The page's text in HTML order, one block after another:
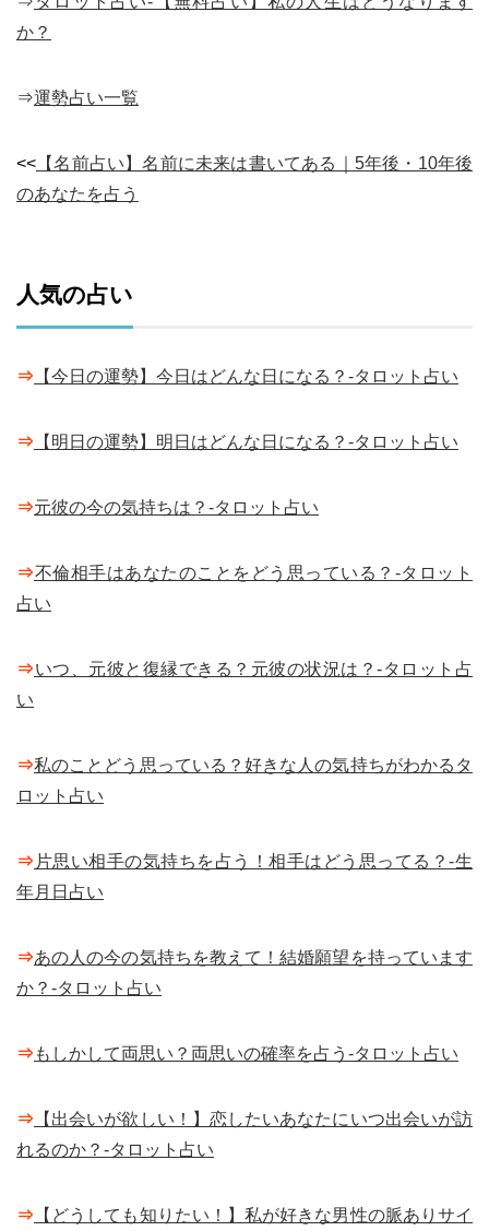
か？
⇒運勢占い一覧
<< 【名前占い】名前に未来は書いてある｜5年後・10年後
のあなたを占う
人気の占い
⇒ 【今日の運勢】今日はどんな日になる？-タロット占い
⇒ 【明日の運勢】明日はどんな日になる？-タロット占い
⇒元彼の今の気持ちは？-タロット占い
⇒不倫相手はあなたのことをどう思っている？-タロット
占い
⇒いつ、元彼と復縁できる？元彼の状況は？-タロット占
い
⇒私のことどう思っている？好きな人の気持ちがわかるタ
ロット占い
⇒ 片思い相手の気持ちを占う！相手はどう思ってる？-生
年月日占い
⇒あの人の今の気持ちを教えて！結婚願望を持っています
か？-タロット占い
⇒もしかして両思い？両思いの確率を占う-タロット占い
⇒ 【出会いが欲しい！】恋したいあなたにいつ出会いが訪
れるのか？-タロット占い
⇒ 【どうしても知りたい！】私が好きな男性の脈ありサイ